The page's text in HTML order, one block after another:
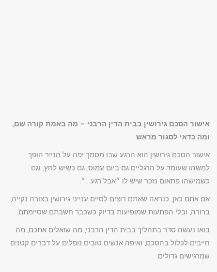
אישור הסכם גירושין בבית הדין הרבני – מה באמת קורה שם,
ומה כדאי לסגור מראש
אישור הסכם גירושין הוא הרגע שבו מסמך יפה על הנייר הופך
למשהו שעומד על הרגליים גם ביום עמוס, גם כשיש לחץ, וגם
כשמישהו פתאום נזכר שיש לו ״אבל רגע…״.
אם אתם כאן, כנראה שאתם רוצים לסיים ענייני גירושין בצורה נקייה,
ברורה, ובלי הפתעות שמופיעות בדיוק כשכבר חשבתם שסיימתם.
בואו נעשה סדר בתהליך בבית הדין הרבני, מה שואלים אתכם, מה
חייבים לכלול בהסכם, ואיפה אנשים טובים נופלים על דברים קטנים
שמרגישים גדולים.